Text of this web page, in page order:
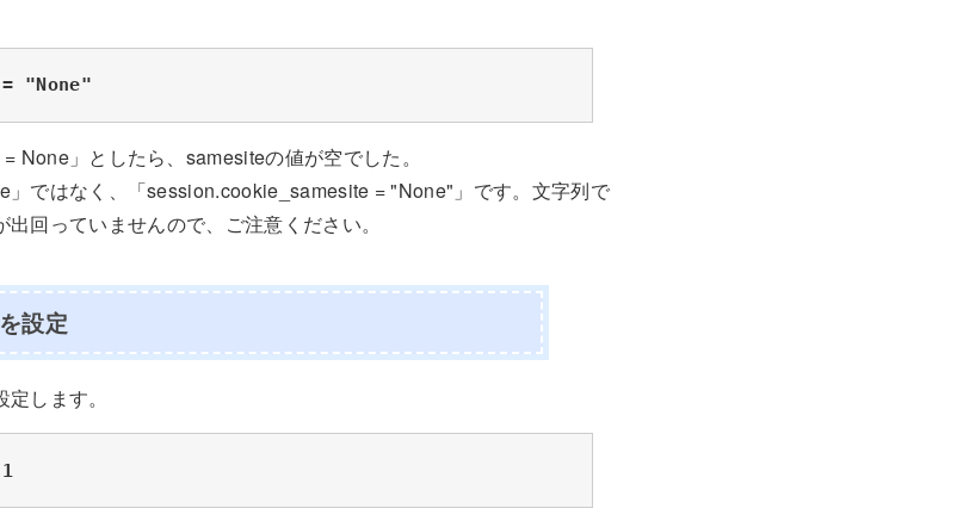
"None"
None」としたら、samesiteの値が空でした。
」ではなく、「session.cookie_samesite = "None"」です。文字列で
回っていませんので、ご注意ください。
設定
します。